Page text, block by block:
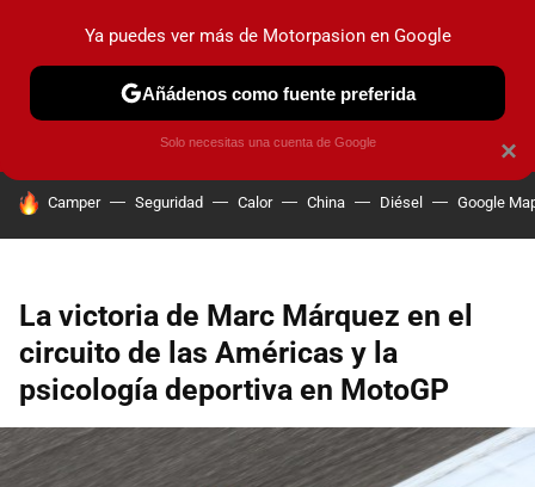
PRUEBAS COCHES ELÉCTRICOS OBSERVATORIO
HOY SE HABLA DE
Camper Seguridad Calor China Diésel Google
La victoria de Marc Márquez en el
circuito de las Américas y la
psicología deportiva en MotoGP
×
Ya puedes ver más de Motorpasion en Google
Añádenos como fuente preferida
Solo necesitas una cuenta de Google